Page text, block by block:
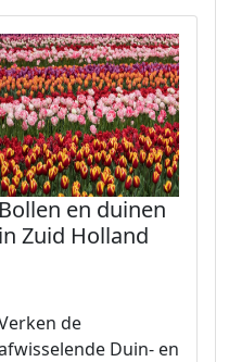
Bollen en duinen
in Zuid Holland
de
Duin- en